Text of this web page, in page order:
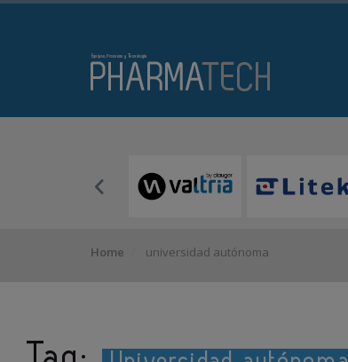
Home universidad autónoma